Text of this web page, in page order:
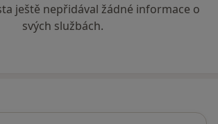
ještě nepřidával žádné informace o
svých službách.